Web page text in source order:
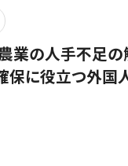
業の人手不足
保に役立つ外国